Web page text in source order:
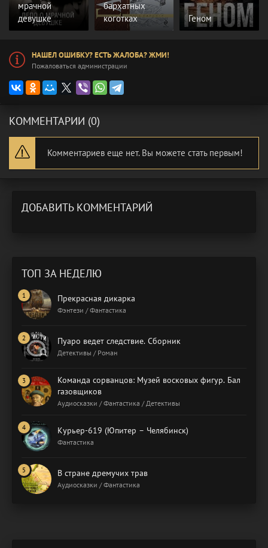
мрачной
девушке
бархатных
коготках
Геном
НАШЕЛ ОШИБКУ? ЕСТЬ ЖАЛОБА? ЖМИ!
Пожаловаться администрации
КОММЕНТАРИИ (0)
Комментариев еще нет. Вы можете стать первым!
ДОБАВИТЬ КОММЕНТАРИЙ
ТОП ЗА НЕДЕЛЮ
Прекрасная дикарка
Фэнтези / Фантастика
Пуаро ведет следствие. Сборник
Детективы / Роман
Команда сорванцов: Музей восковых фигур. Бал
газовщиков
Аудиосказки / Фантастика / Детективы
Курьер-619 (Юпитер – Челябинск)
Фантастика
В стране дремучих трав
Аудиосказки / Фантастика